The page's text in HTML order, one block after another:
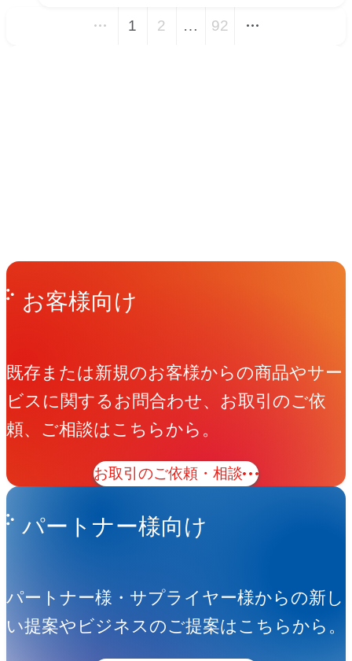
とつの世界観に──新VIを体
1 2 … 92
Get in Touchお問い合わせ
お客様向け
既存または新規のお客様からの商品やサー
ビスに関するお問合わせ、お取引のご依
頼、ご相談はこちらから。
お取引のご依頼・相談
パートナー様向け
パートナー様・サプライヤー様からの新し
い提案やビジネスのご提案はこちらから。